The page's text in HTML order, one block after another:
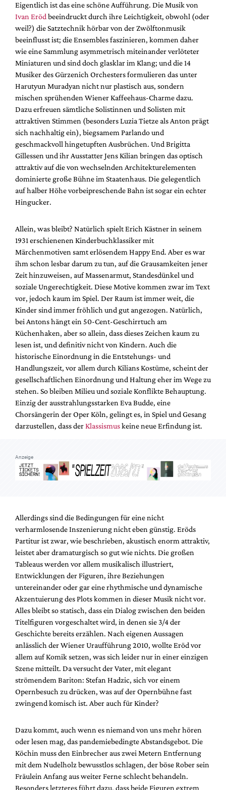
Podcast
Service
Shop / Abo
Newsletter
Redaktion
Autor:innen
Partner
Mediadaten
Suche
Eigentlich ist das eine schöne Aufführung. Die Musik von
Ivan Eröd beeindruckt durch ihre Leichtigkeit, obwohl (oder
weil?) die Satztechnik hörbar von der Zwölftonmusik
beeinflusst ist; die Ensembles faszinieren, kommen daher
wie eine Sammlung asymmetrisch miteinander verlöteter
Miniaturen und sind doch glasklar im Klang; und die 14
Musiker des Gürzenich Orchesters formulieren das unter
Harutyun Muradyan nicht nur plastisch aus, sondern
mischen sprühenden Wiener Kaffeehaus-Charme dazu.
Dazu erfreuen sämtliche Solistinnen und Solisten mit
attraktiven Stimmen (besonders Luzia Tietze als Anton prägt
sich nachhaltig ein), biegsamem Parlando und
geschmackvoll hingetupften Ausbrüchen. Und Brigitta
Gillessen und ihr Ausstatter Jens Kilian bringen das optisch
attraktiv auf die von wechselnden Architekturelementen
dominierte große Bühne im Staatenhaus. Die gelegentlich
auf halber Höhe vorbeipreschende Bahn ist sogar ein echter
Hingucker.
Allein, was bleibt? Natürlich spielt Erich Kästner in seinem
1931 erschienenen Kinderbuchklassiker mit
Märchenmotiven samt erlösendem Happy End. Aber es war
ihm schon lesbar darum zu tun, auf die Grausamkeiten jener
Zeit hinzuweisen, auf Massenarmut, Standesdünkel und
soziale Ungerechtigkeit. Diese Motive kommen zwar im Text
vor, jedoch kaum im Spiel. Der Raum ist immer weit, die
Kinder sind immer fröhlich und gut angezogen. Natürlich,
bei Antons hängt ein 50-Cent-Geschirrtuch am
Küchenhaken, aber so allein, dass dieses Zeichen kaum zu
lesen ist, und definitiv nicht von Kindern. Auch die
historische Einordnung in die Entstehungs- und
Handlungszeit, vor allem durch Kilians Kostüme, scheint der
gesellschaftlichen Einordnung und Haltung eher im Wege zu
stehen. So bleiben Milieu und soziale Konflikte Behauptung.
Einzig der ausstrahlungsstarken Eva Budde, eine
Chorsängerin der Oper Köln, gelingt es, in Spiel und Gesang
darzustellen, dass derKlassismuskeine neue Erfindung ist.
Anzeige
Allerdings sind die Bedingungen für eine nicht
verharmlosende Inszenierung nicht eben günstig. Eröds
Partitur ist zwar, wie beschrieben, akustisch enorm attraktiv,
leistet aber dramaturgisch so gut wie nichts. Die großen
Tableaus werden vor allem musikalisch illustriert,
Entwicklungen der Figuren, ihre Beziehungen
untereinander oder gar eine rhythmische und dynamische
Akzentuierung des Plots kommen in dieser Musik nicht vor.
Alles bleibt so statisch, dass ein Dialog zwischen den beiden
Titelfiguren vorgeschaltet wird, in denen sie 3/4 der
Geschichte bereits erzählen. Nach eigenen Aussagen
anlässlich der Wiener Uraufführung 2010, wollte Eröd vor
allem auf Komik setzen, was sich leider nur in einer einzigen
Szene mitteilt. Da versucht der Vater, mit elegant
strömendem Bariton: Stefan Hadzic, sich vor einem
Opernbesuch zu drücken, was auf der Opernbühne fast
zwingend komisch ist. Aber auch für Kinder?
Dazu kommt, auch wenn es niemand von uns mehr hören
oder lesen mag, das pandemiebedingte Abstandsgebot. Die
Köchin muss den Einbrecher aus zwei Metern Entfernung
mit dem Nudelholz bewusstlos schlagen, der böse Rober sein
Fräulein Anfang aus weiter Ferne schlecht behandeln.
Besonders letzteres führt dazu, dass beide Figuren extrem